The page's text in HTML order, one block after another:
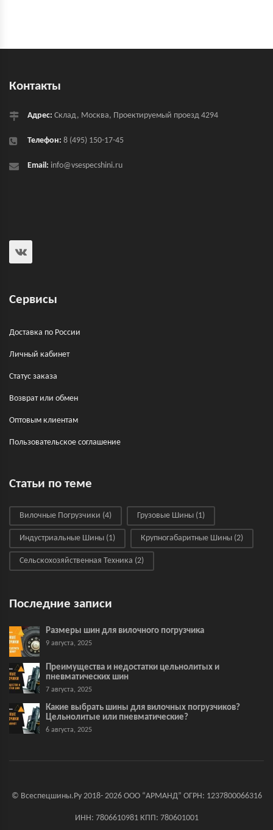
Контакты
Адрес: Склад, Москва, Проектируемый проезд 4294
Телефон: 8 (495) 150-17-45
Email: info@vsespecshini.ru
Сервисы
Доставка по России
Личный кабинет
Статус заказа
Возврат или обмен
Оптовым клиентам
Пользовательское соглашение
Статьи по теме
Вилочные Погрузчики (4) Грузовые Шины (1)
Индустриальные Шины (1) Крупногабаритные Шины (2)
Сельскохозяйственная Техника (2)
Последние записи
Размеры шин для вилочного погрузчика
9 августа, 2025
Преимущества и недостатки цельнолитых и
пневматических шин
7 августа, 2025
Какие выбрать шины для вилочных погрузчиков?
Цельнолитые или пневматические?
6 августа, 2025
© Всеспецшины.Ру 2018- 2026 ООО “АРМАНД” ОГРН: 1237800066316
ИНН: 7806610981 КПП: 780601001